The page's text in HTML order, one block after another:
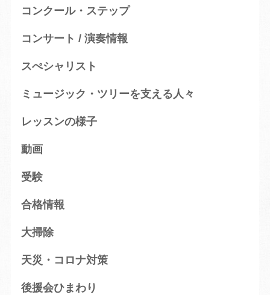
コンクール・ステップ
コンサート / 演奏情報
スぺシャリスト
ミュージック・ツリーを支える人々
レッスンの様子
動画
受験
合格情報
大掃除
天災・コロナ対策
後援会ひまわり